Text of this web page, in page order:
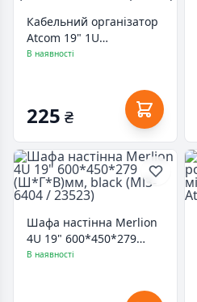
Кабельний організатор
Atcom 19" 1U
гребінчатий,
В наявності
225 ₴
Шафа настінна Merlion
4U 19" 600*450*279
(Ш*Г*В)мм, black (Ml3-
В наявності